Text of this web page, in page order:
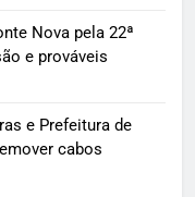
Nova pela 22ª
e prováveis
e Prefeitura de
cabos